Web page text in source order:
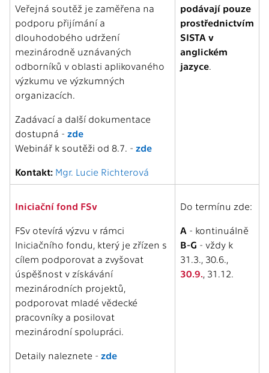
Veřejná soutěž je zaměřena na
podporu přijímání a
dlouhodobého udržení
mezinárodně uznávaných
odborníků v oblasti aplikovaného
výzkumu ve výzkumných
organizacích.
Zadávací a další dokumentace
dostupná - zde
Webinář k soutěži od 8.7. - zde
Kontakt: Mgr. Lucie Richterová
podávají pouze
prostřednictvím
SISTA v
anglickém
jazyce.
Iniciační fond FSv
FSv otevírá výzvu v rámci
Iniciačního fondu, který je zřízen s
cílem podporovat a zvyšovat
úspěšnost v získávání
mezinárodních projektů,
podporovat mladé vědecké
pracovníky a posilovat
mezinárodní spolupráci.
Detaily naleznete - zde
Do termínu zde:
A - kontinuálně
B-G - vždy k
31.3., 30.6.,
30.9., 31.12.